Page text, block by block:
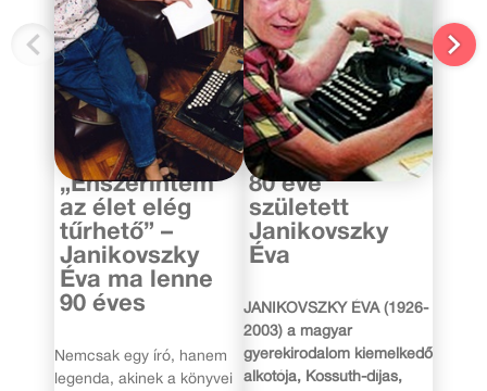
2016. április 23.
„Énszerintem
az élet elég
tűrhető” –
Janikovszky
Éva ma lenne
90 éves
Nemcsak egy író, hanem
legenda, akinek a könyvei
2006. április 23.
80 éve
született
Janikovszky
Éva
JANIKOVSZKY ÉVA (1926-
2003) a magyar
gyerekirodalom kiemelkedő
alkotója, Kossuth-díjas,